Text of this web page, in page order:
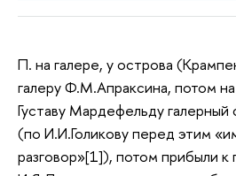
П. на галере, у острова
галеру Ф.М.Апраксина, потом
Густаву Мардефельду галерный
(по И.И.Голикову перед этим
разговор»[1]), потом прибыли к